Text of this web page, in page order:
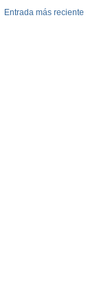
Entrada más reciente